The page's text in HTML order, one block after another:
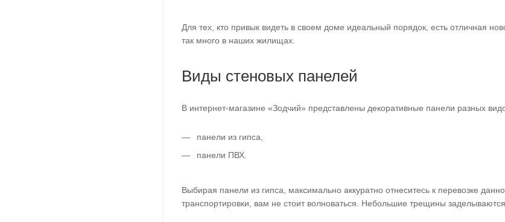
Для тех, кто привык видеть в своем доме идеальный порядок, есть отличная
так много в наших жилищах.
Виды стеновых панелей
В интернет-магазине «Зодчий» представлены декоративные панели разных
панели из гипса,
панели ПВХ.
Выбирая панели из гипса, максимально аккуратно отнеситесь к перевозке
транспортировки, вам не стоит волноваться. Небольшие трещины